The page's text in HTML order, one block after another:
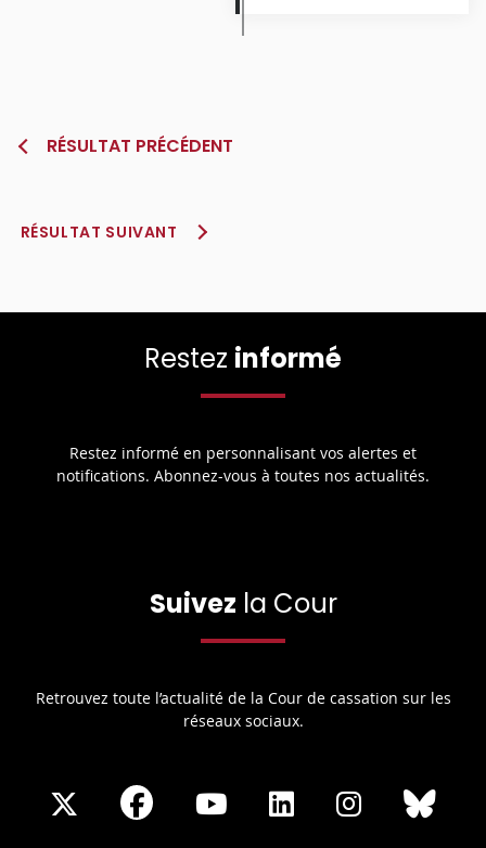
RÉSULTAT PRÉCÉDENT
RÉSULTAT SUIVANT
Restez informé
Restez informé en personnalisant vos alertes et
notifications. Abonnez-vous à toutes nos actualités.
Suivez la Cour
Retrouvez toute l’actualité de la Cour de cassation sur les
réseaux sociaux.
ShareShare
Share
Share
Share